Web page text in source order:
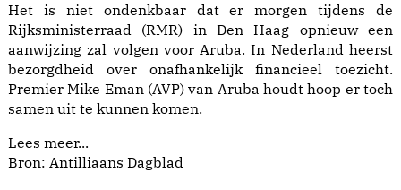
Het is niet ondenkbaar dat er morgen tijdens de
Rijksministerraad (RMR) in Den Haag opnieuw een
aanwijzing zal volgen voor Aruba. In Nederland heerst
bezorgdheid over onafhankelijk financieel toezicht.
Premier Mike Eman (AVP) van Aruba houdt hoop er toch
samen uit te kunnen komen.
Lees meer...
Bron: Antilliaans Dagblad